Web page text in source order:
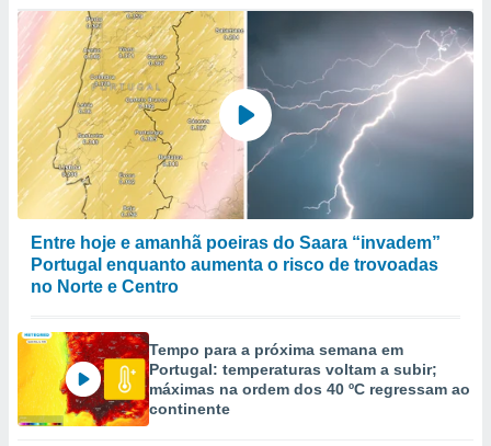
Entre hoje e amanhã poeiras do Saara “invadem”
Portugal enquanto aumenta o risco de trovoadas
no Norte e Centro
Tempo para a próxima semana em
Portugal: temperaturas voltam a subir;
máximas na ordem dos 40 ºC regressam ao
continente